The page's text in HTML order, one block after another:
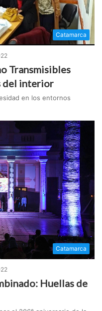
Catamarca
Transmisibles
del interior
en los entornos
Catamarca
Huellas de